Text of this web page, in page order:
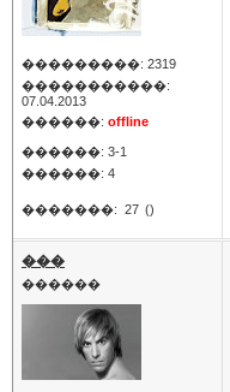
���������: 2319
�����������:
07.04.2013
������: offline
������: 3-1
������: 4
�������: 27 ()
���
������